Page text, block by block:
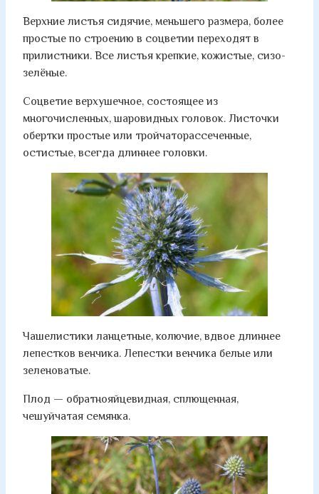
Верхние листья сидячие, меньшего размера, более
простые по строению в соцветии переходят в
прилистники. Все листья крепкие, кожистые, сизо-
зелёные.
Соцветие верхушечное, состоящее из
многочисленных, шаровидных головок. Листочки
обертки простые или тройчаторассеченные,
остистые, всегда длиннее головки.
Чашелистики ланцетные, колючие, вдвое длиннее
лепестков венчика. Лепестки венчика белые или
зеленоватые.
Плод — обратнояйцевидная, сплющенная,
чешуйчатая семянка.